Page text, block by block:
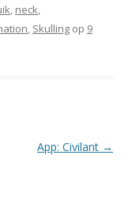
, neck,
, Skulling op 9
App: Civilant →